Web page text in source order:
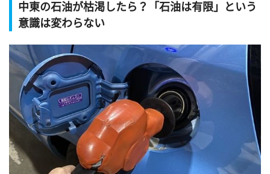
中東の石油が枯渇したら？「石油は有限」という
意識は変わらない